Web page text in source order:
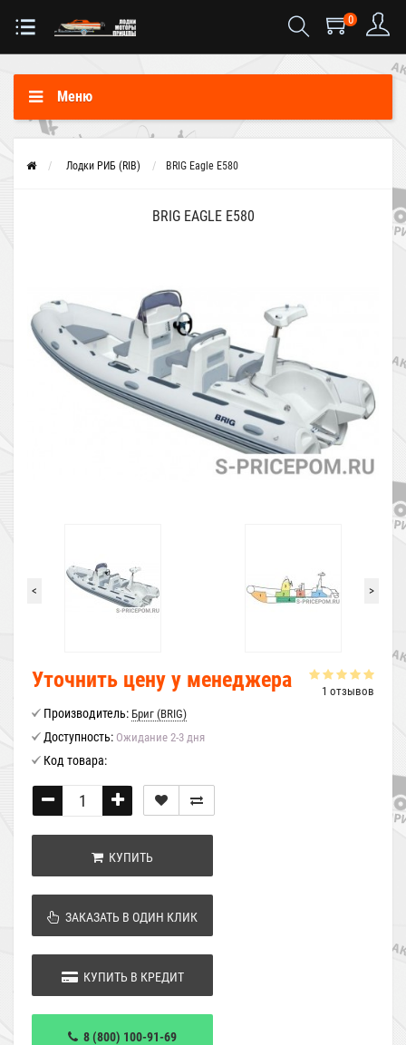
0
Меню
Лодки РИБ (RIB) BRIG Eagle E580
BRIG EAGLE E580
< >
1 отзывов
Уточнить цену у менеджера
Производитель: Бриг (BRIG)
Доступность: Ожидание 2-3 дня
Код товара:
КУПИТЬ
ЗАКАЗАТЬ В ОДИН КЛИК
КУПИТЬ В КРЕДИТ
8 (800) 100-91-69